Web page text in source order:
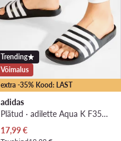
extra -35% Kood: LAST
Trending
Võimalus
adidas
Plätud · adilette Aqua K F35556 · Must
Praegune hind
17,99€